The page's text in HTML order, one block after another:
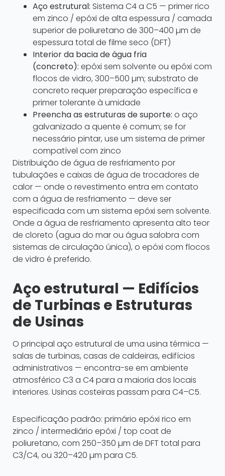
Aço estrutural: Sistema C4 a C5 — primer rico
em zinco / epóxi de alta espessura / camada
superior de poliuretano de 300–400 µm de
espessura total de filme seco (DFT)
Interior da bacia de água fria
(concreto): epóxi sem solvente ou epóxi com
flocos de vidro, 300–500 µm; substrato de
concreto requer preparação específica e
primer tolerante à umidade
Preencha as estruturas de suporte: o aço
galvanizado a quente é comum; se for
necessário pintar, use um sistema de primer
compatível com zinco
Distribuição de água de resfriamento por
tubulações e caixas de água de trocadores de
calor — onde o revestimento entra em contato
com a água de resfriamento — deve ser
especificada com um sistema epóxi sem solvente.
Onde a água de resfriamento apresenta alto teor
de cloreto (agua do mar ou água salobra com
sistemas de circulação única), o epóxi com flocos
de vidro é preferido.
Aço estrutural — Edifícios
de Turbinas e Estruturas
de Usinas
O principal aço estrutural de uma usina térmica —
salas de turbinas, casas de caldeiras, edifícios
administrativos — encontra-se em ambiente
atmosférico C3 a C4 para a maioria dos locais
interiores. Usinas costeiras passam para C4–C5.
Especificação padrão: primário epóxi rico em
zinco / intermediário epóxi / top coat de
poliuretano, com 250–350 µm de DFT total para
C3/C4, ou 320–420 µm para C5.